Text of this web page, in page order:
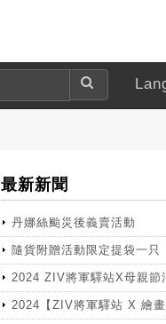
最新新聞
丹娜絲颱災後義賣活動
隨貨附贈活動限定提袋一只
2024 ZIV將軍驛站X母親節
2024【ZIV將軍驛站 X 繪畫